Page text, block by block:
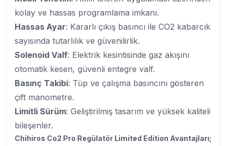
kolay ve hassas programlama imkanı.
Hassas Ayar: Kararlı çıkış basıncı ile CO2 kabarcık
sayısında tutarlılık ve güvenilirlik.
Solenoid Valf: Elektrik kesintisinde gaz akışını
otomatik kesen, güvenli entegre valf.
Basınç Takibi: Tüp ve çalışma basıncını gösteren
çift manometre.
Limitli Sürüm: Geliştirilmiş tasarım ve yüksek kaliteli
bileşenler.
Chihiros Co2 Pro Regülatör Limited Edition Avantajları;